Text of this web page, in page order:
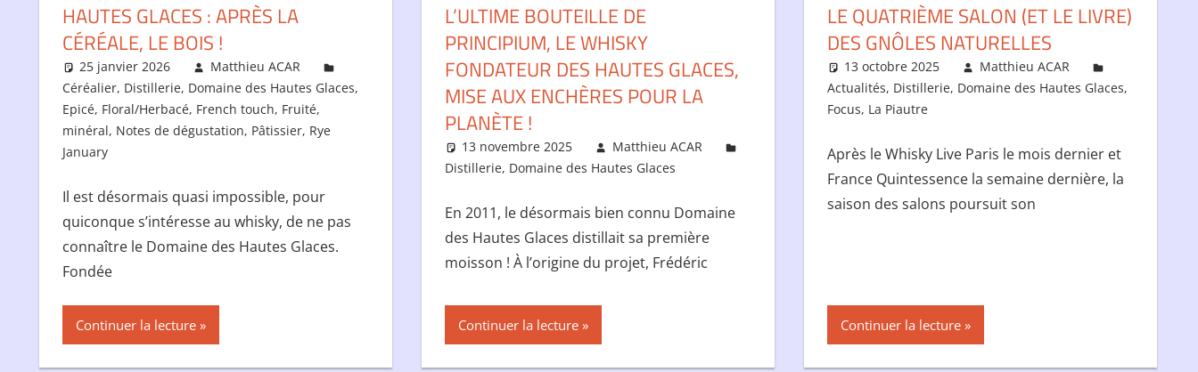
HAUTES GLACES : APRÈS LA
CÉRÉALE, LE BOIS !
25 janvier 2026
Matthieu ACAR
Céréalier, Distillerie, Domaine des Hautes Glaces,
Epicé, Floral/Herbacé, French touch, Fruité,
minéral, Notes de dégustation, Pâtissier, Rye
January
Il est désormais quasi impossible, pour
quiconque s’intéresse au whisky, de ne pas
connaître le Domaine des Hautes Glaces.
Fondée
Continuer la lecture
L’ULTIME BOUTEILLE DE
PRINCIPIUM, LE WHISKY
FONDATEUR DES HAUTES GLACES,
MISE AUX ENCHÈRES POUR LA
PLANÈTE !
13 novembre 2025
Matthieu ACAR
Distillerie, Domaine des Hautes Glaces
En 2011, le désormais bien connu Domaine
des Hautes Glaces distillait sa première
moisson ! À l’origine du projet, Frédéric
Continuer la lecture
LE QUATRIÈME SALON (ET LE LIVRE)
DES GNÔLES NATURELLES
13 octobre 2025
Matthieu ACAR
Actualités, Distillerie, Domaine des Hautes Glaces,
Focus, La Piautre
Après le Whisky Live Paris le mois dernier et
France Quintessence la semaine dernière, la
saison des salons poursuit son
Continuer la lecture